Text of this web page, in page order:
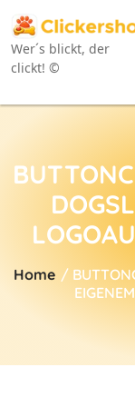
Wer´s blickt, der
clickt! ©
Home /